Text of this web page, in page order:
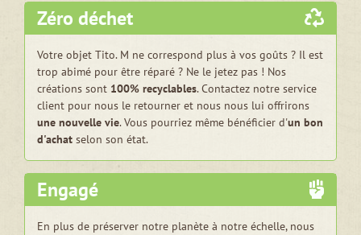
Zéro déchet
Votre objet Tito. M ne correspond plus à vos goûts ? Il est
trop abimé pour être réparé ? Ne le jetez pas ! Nos
créations sont 100% recyclables. Contactez notre service
client pour nous le retourner et nous nous lui offrirons
une nouvelle vie. Vous pourriez même bénéficier d'un bon
d'achat selon son état.
Engagé
En plus de préserver notre planète à notre échelle, nous